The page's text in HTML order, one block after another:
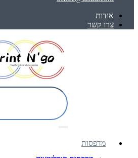
אודות
צרו קשר
מדפסות